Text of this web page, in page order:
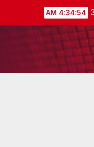
4:34:54 AM